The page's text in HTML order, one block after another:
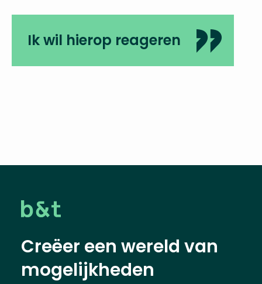
Ik wil hierop reageren
Creëer een wereld van
mogelijkheden